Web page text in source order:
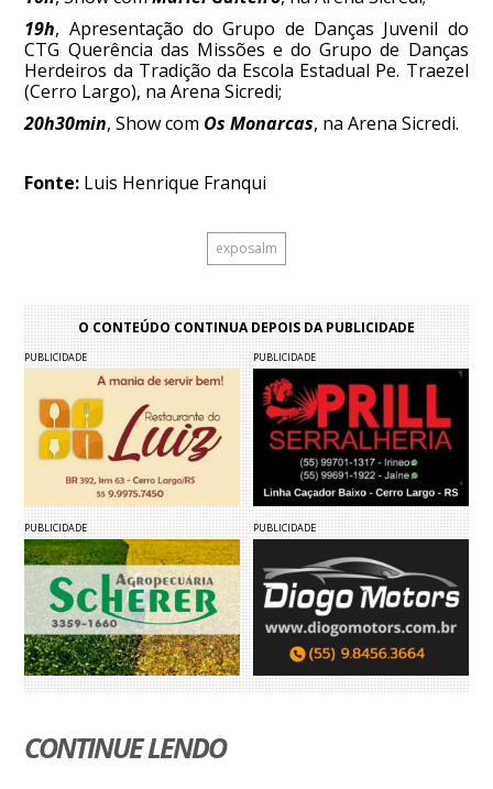
19h, Apresentação do Grupo de Danças Juvenil do
CTG Querência das Missões e do Grupo de Danças
Herdeiros da Tradição da Escola Estadual Pe. Traezel
(Cerro Largo), na Arena Sicredi;
20h30min, Show com Os Monarcas, na Arena Sicredi.
Fonte: Luis Henrique Franqui
exposalm
O CONTEÚDO CONTINUA DEPOIS DA PUBLICIDADE
PUBLICIDADE PUBLICIDADE
PUBLICIDADE PUBLICIDADE
CONTINUE LENDO